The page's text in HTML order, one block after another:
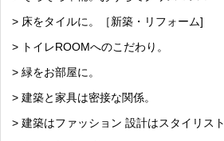
> 床をタイルに。［新築・リフォーム]
> トイレROOMへのこだわり。
> 緑をお部屋に。
> 建築と家具は密接な関係。
> 建築はファッション 設計はスタイリスト